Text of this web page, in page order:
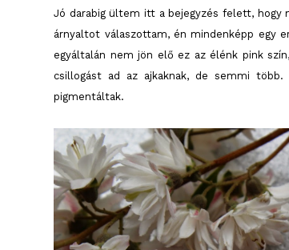
Jó darabig ültem itt a bejegyzés felett, hogy
árnyaltot válaszottam, én mindenképp egy
egyáltalán nem jön elő ez az élénk pink
csillogást ad az ajkaknak, de semmi
pigmentáltak.